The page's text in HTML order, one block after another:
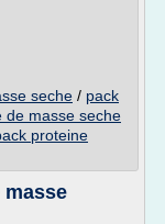
seche / pack
de masse seche
proteine
masse